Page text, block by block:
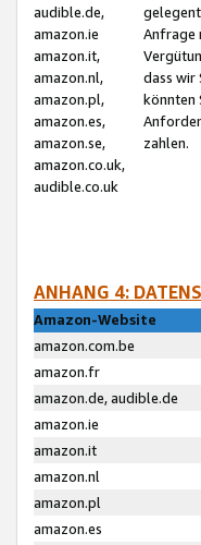
audible.de,
amazon.ie
amazon.it,
amazon.nl,
amazon.pl,
amazon.es,
amazon.se,
amazon.co.uk,
audible.co.uk
Anfrage
dass wir
könnten
zahlen.
ANHANG 4:
Amazon-Website
amazon.com.be
amazon.fr
amazon.de, audible.de
amazon.ie
amazon.it
amazon.nl
amazon.pl
amazon.es